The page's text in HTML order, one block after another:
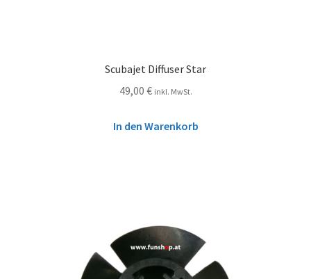
Scubajet Diffuser Star
49,00 € inkl. MwSt.
In den Warenkorb